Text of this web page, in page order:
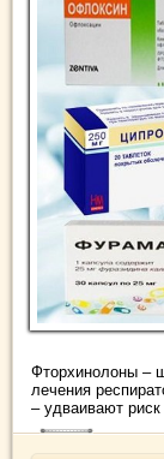
Фторхинолоны –
лечения
– удваивают